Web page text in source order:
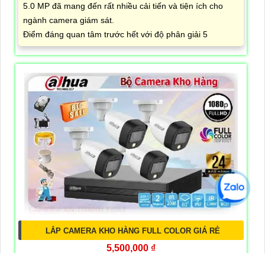
5.0 MP đã mang đến rất nhiều cải tiến và tiện ích cho
ngành camera giám sát.
Điểm đáng quan tâm trước hết với độ phân giải 5
LẮP CAMERA KHO HÀNG FULL COLOR GIÁ RẺ
5,500,000 ₫